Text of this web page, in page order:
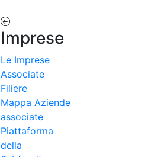
Imprese
Le Imprese
Associate
Filiere
Mappa Aziende
associate
Piattaforma
della